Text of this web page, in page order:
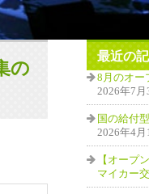
の
最近の
8月のオー
2026年7月
国の給付
2026年4月
【オープ
マイカー